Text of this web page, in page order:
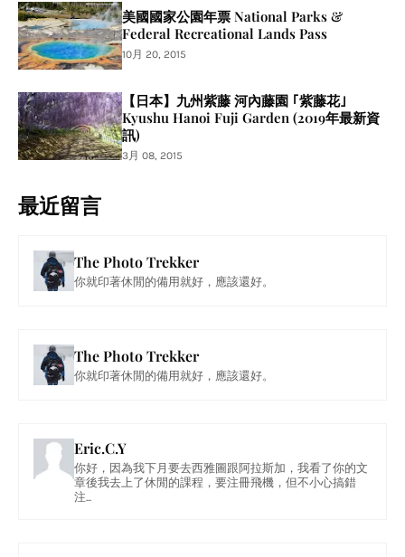
美國國家公園年票 National Parks &
Federal Recreational Lands Pass
10月 20, 2015
【日本】九州紫藤 河內藤園 ｢紫藤花｣
Kyushu Hanoi Fuji Garden (2019年最新資
訊)
3月 08, 2015
最近留言
The Photo Trekker
你就印著休閒的備用就好，應該還好。
The Photo Trekker
你就印著休閒的備用就好，應該還好。
Eric.C.Y
你好，因為我下月要去西雅圖跟阿拉斯加，我看了你的文
章後我去上了休閒的課程，要注冊飛機，但不小心搞錯
注...